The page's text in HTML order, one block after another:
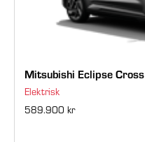
Mitsubishi Eclipse Cross
Elektrisk
589.900 kr